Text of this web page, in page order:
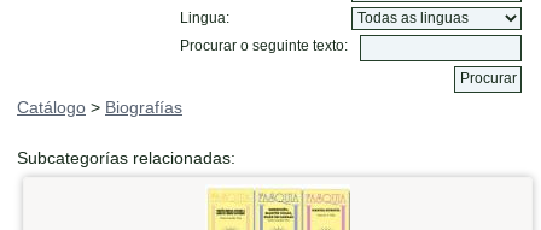
Lingua:
Procurar o seguinte texto:
Catálogo > Biografías
Subcategorías relacionadas: